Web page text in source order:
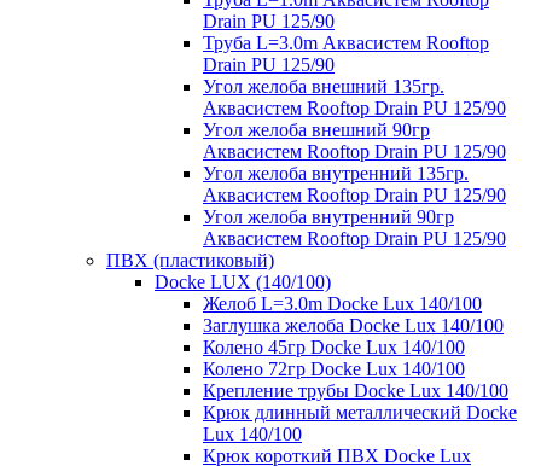
Drain PU 125/90
Труба L=3.0m Аквасистем Rooftop
Drain PU 125/90
Угол желоба внешний 135гр.
Аквасистем Rooftop Drain PU 125/90
Угол желоба внешний 90гр
Аквасистем Rooftop Drain PU 125/90
Угол желоба внутренний 135гр.
Аквасистем Rooftop Drain PU 125/90
Угол желоба внутренний 90гр
Аквасистем Rooftop Drain PU 125/90
ПВХ (пластиковый)
Docke LUX (140/100)
Желоб L=3.0m Docke Lux 140/100
Заглушка желоба Docke Lux 140/100
Колено 45гр Docke Lux 140/100
Колено 72гр Docke Lux 140/100
Крепление трубы Docke Lux 140/100
Крюк длинный металлический Docke
Lux 140/100
Крюк короткий ПВХ Docke Lux